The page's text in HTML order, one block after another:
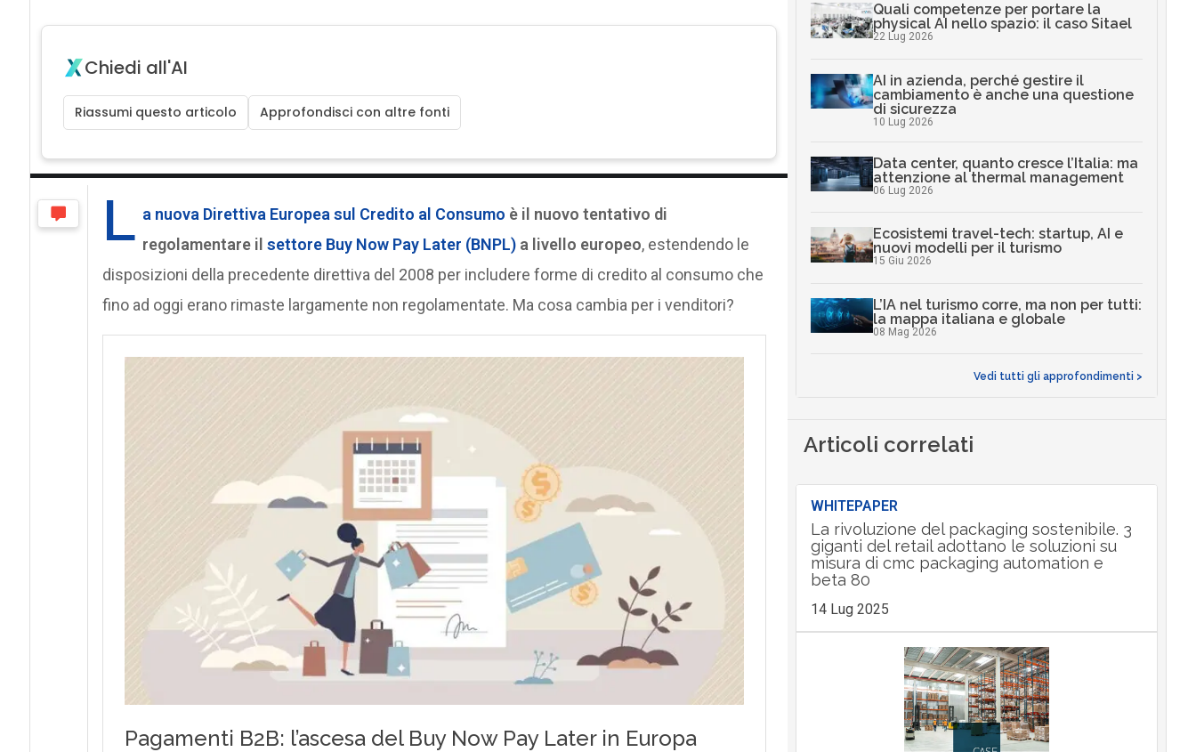
Chiedi all'AI
Riassumi questo articolo Approfondisci con altre fonti
L a nuova Direttiva Europea sul Credito al Consumo è il nuovo tentativo di
regolamentare il settore Buy Now Pay Later (BNPL) a livello europeo, estendendo le
disposizioni della precedente direttiva del 2008 per includere forme di credito al consumo che
fino ad oggi erano rimaste largamente non regolamentate. Ma cosa cambia per i venditori?
Quali competenze per portare la
physical AI nello spazio: il caso Sitael
22 Lug 2026
AI in azienda, perché gestire il
cambiamento è anche una questione
di sicurezza
10 Lug 2026
Data center, quanto cresce l’Italia: ma
attenzione al thermal management
06 Lug 2026
Ecosistemi travel-tech: startup, AI e
nuovi modelli per il turismo
15 Giu 2026
L’IA nel turismo corre, ma non per tutti:
la mappa italiana e globale
08 Mag 2026
Vedi tutti gli approfondimenti >
Articoli correlati
WHITEPAPER
La rivoluzione del packaging sostenibile. 3
giganti del retail adottano le soluzioni su
misura di cmc packaging automation e
beta 80
14 Lug 2025